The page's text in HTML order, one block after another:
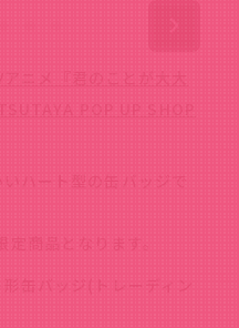
ニメ『君のことが大大
POP UP SHOP
ハート型の缶バッジで
商品となります。
形缶バッジ(トレーディン